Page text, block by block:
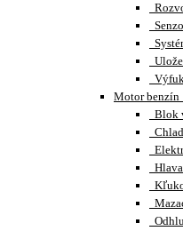
Motor benzín
Blok